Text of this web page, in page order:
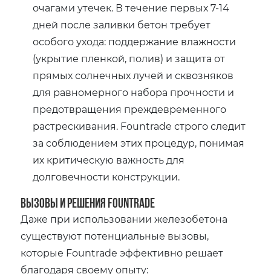
очагами утечек. В течение первых 7-14
дней после заливки бетон требует
особого ухода: поддержание влажности
(укрытие пленкой‚ полив) и защита от
прямых солнечных лучей и сквозняков
для равномерного набора прочности и
предотвращения преждевременного
растрескивания. Fountrade строго следит
за соблюдением этих процедур‚ понимая
их критическую важность для
долговечности конструкции.
Вызовы и Решения Fountrade
Даже при использовании железобетона
существуют потенциальные вызовы‚
которые Fountrade эффективно решает
благодаря своему опыту: